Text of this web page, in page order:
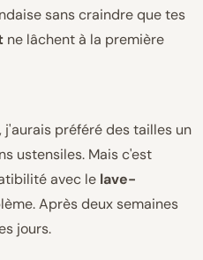
sans craindre que tes
ne lâchent à la première
j'aurais préféré des tailles un
ustensiles. Mais c'est
avec le lave-
Après deux semaines
jours.